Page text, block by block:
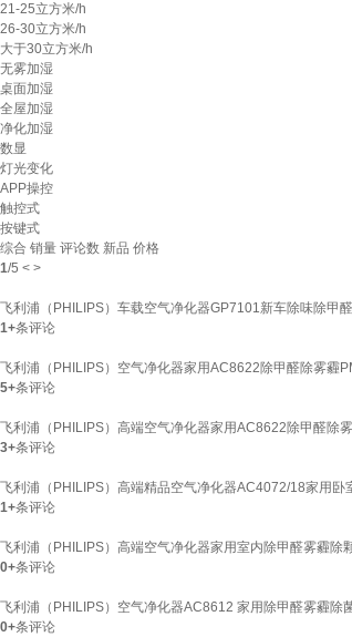
21-25立方米/h
26-30立方米/h
大于30立方米/h
无雾加湿
桌面加湿
全屋加湿
净化加湿
数显
灯光变化
APP操控
触控式
按键式
综合 销量 评论数 新品 价格
1/5 < >
飞利浦（PHILIPS）车载空气净化器GP7101新车除味除甲
1+条评论
飞利浦（PHILIPS）空气净化器家用AC8622除甲醛除雾霾
5+条评论
飞利浦（PHILIPS）高端空气净化器家用AC8622除甲醛除
3+条评论
飞利浦（PHILIPS）高端精品空气净化器AC4072/18家用
1+条评论
飞利浦（PHILIPS）高端空气净化器家用室内除甲醛雾霾除
0+条评论
飞利浦（PHILIPS）空气净化器AC8612 家用除甲醛雾霾除
0+条评论